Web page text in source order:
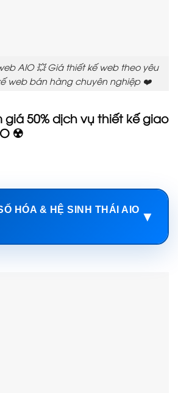
AIO 💥 Giá thiết kế web theo yêu
web bán hàng chuyên nghiệp ❤️
giá 50% dịch vụ thiết kế giao
☢️
HÓA & HỆ SINH THÁI AIO ▼